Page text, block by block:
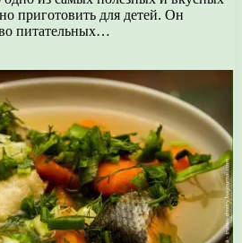
приготовить для детей. Он
питательных…